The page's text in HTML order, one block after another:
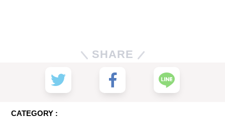
SHARE
CATEGORY :